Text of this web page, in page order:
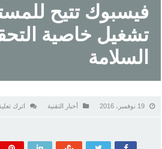
فيسبوك تتيح
تشغيل خاصية
السلامة
19 نوفمبر، 2016 أخبار التقنية اترك